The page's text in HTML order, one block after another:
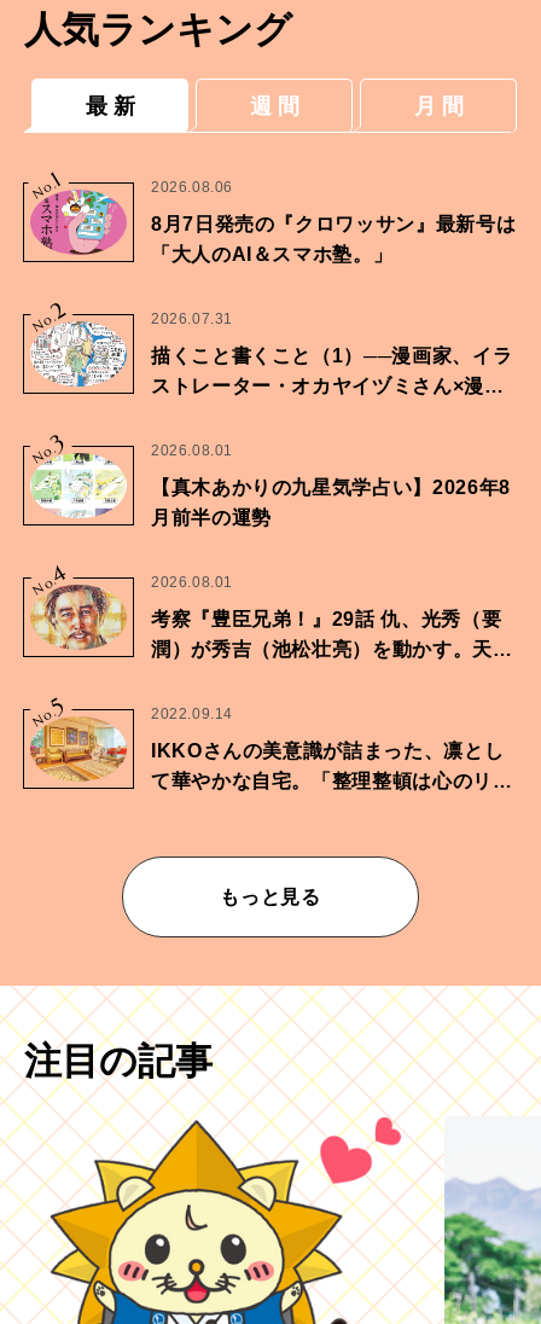
人気ランキング
最 新 週 間 月 間
No.
1 2026.08.06
8月7日発売の『クロワッサン』最新号は
「大人のAI＆スマホ塾。」
No.2 2026.07.31
描くこと書くこと（1）──漫画家、イラ
ストレーター・オカヤイヅミさん×漫画
No.
3 2026.08.01
【真木あかりの九星気学占い】2026年8
月前半の運勢
No.
4 2026.08.01
考察『豊臣兄弟！』29話 仇、光秀（要
潤）が秀吉（池松壮亮）を動かす。天下
No.
5 2022.09.14
IKKOさんの美意識が詰まった、凛とし
て華やかな自宅。「整理整頓は心のリズ
もっと見る
注目の記事